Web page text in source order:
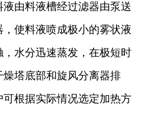
由料液槽经过滤器由泵送
使料液喷成极小的雾状液
水分迅速蒸发，在极短时
塔底部和旋风分离器排
根据实际情况选定加热方